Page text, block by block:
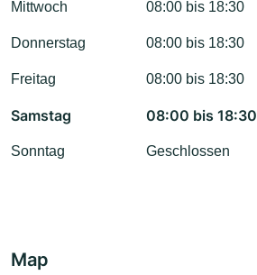
Mittwoch 08:00 bis 18:30
Donnerstag 08:00 bis 18:30
Freitag 08:00 bis 18:30
Samstag 08:00 bis 18:30
Sonntag Geschlossen
Map